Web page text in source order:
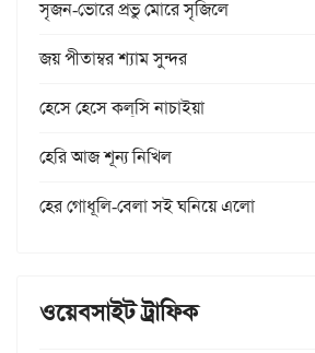
সৃজন-ভোরে প্রভু মোরে সৃজিলে
জয় পীতাম্বর শ্যাম সুন্দর
হেসে হেসে কল্‌সি নাচাইয়া
হেরি আজ শূন্য নিখিল
হের গোধূলি-বেলা সই ঘনিয়ে এলো
ওয়েবসাইট ট্রাফিক